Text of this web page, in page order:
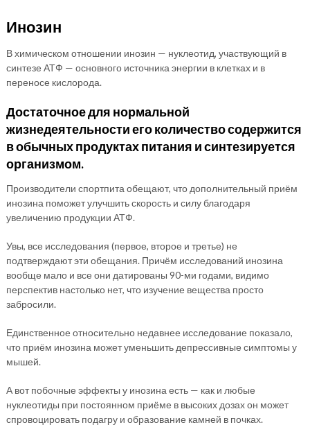
Инозин
В химическом отношении инозин — нуклеотид, участвующий в
синтезе АТФ — основного источника энергии в клетках и в
переносе кислорода.
Достаточное для нормальной
жизнедеятельности его количество содержится
в обычных продуктах питания и синтезируется
организмом.
Производители спортпита обещают, что дополнительный приём
инозина поможет улучшить скорость и силу благодаря
увеличению продукции АТФ.
Увы, все исследования (первое, второе и третье) не
подтверждают эти обещания. Причём исследований инозина
вообще мало и все они датированы 90-ми годами, видимо
перспектив настолько нет, что изучение вещества просто
забросили.
Единственное относительно недавнее исследование показало,
что приём инозина может уменьшить депрессивные симптомы у
мышей.
А вот побочные эффекты у инозина есть — как и любые
нуклеотиды при постоянном приёме в высоких дозах он может
спровоцировать подагру и образование камней в почках.